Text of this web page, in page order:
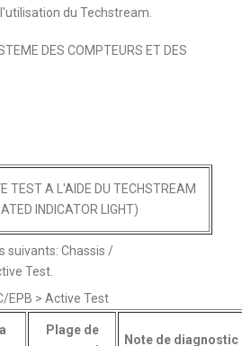
du Techstream.
DES COMPTEURS ET DES
TEST A L'AIDE DU TECHSTREAM
INDICATOR LIGHT)
suivants: Chassis /
Test.
EPB > Active Test
Plage de
Note de diagnostic